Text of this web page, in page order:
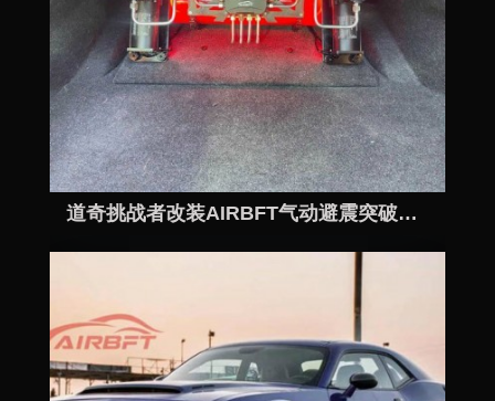
道奇挑战者改装AIRBFT气动避震突破平凡